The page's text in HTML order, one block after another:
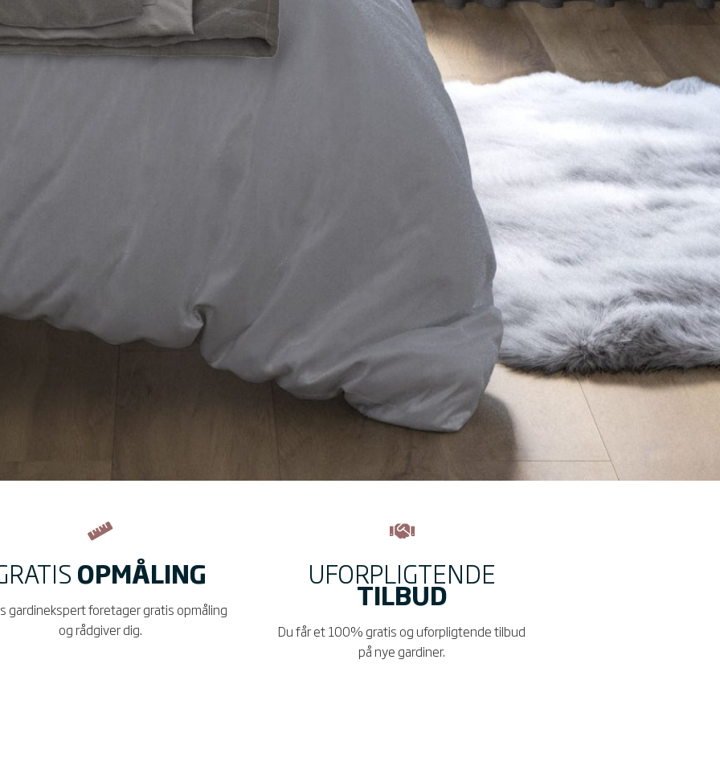
OPMÅLING
gardinekspert foretager gratis opmåling
og rådgiver dig.
UFORPLIGTENDE
TILBUD
Du får et 100% gratis og uforpligtende tilbud
på nye gardiner.